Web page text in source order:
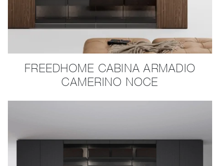
FREEDHOME CABINA ARMADIO
CAMERINO NOCE